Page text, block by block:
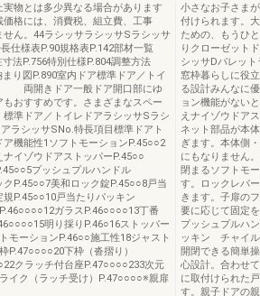
物とは多少異なる場合があります
格には、消費税、組立費、工事
ん。44ラシッサラシッサSラシッサ
仕様表P.90規格表P.142部材一覧
法P.756特別仕様P.804調整方法
り図P.890室内ドア標準ドア／トイ
開きドア一般ドア開口部にゆ
おすすめです。さまざまなスペー
準ドア／トイレドアラシッサSラシ
ラシッサSNo.特長項目標準ドアト
機能性1ソフトモーションP.45○○2
ナイゾウドアストッパーP.45○○
プッシュプルハンドル
P.45○○7美和ロック錠P.45○○8戸当
P.45○○10戸当たりパッキン
ガラスP.46○○○○13丁番
明り採りP.46○16ストッパー
モーションP.46○○施工性18ジャスト
P.47○○○○20下枠（沓摺り）
クラッチ付台座P.47○○○○233次元
イク（ラッチ受け）P.47○○○○※親扉
小さなお子さま
付けられます。
ための、もうひ
りクローゼット
シッサDパレッ
窓枠暮らしに役
る設計みんなに
ョン機能がない
えナイゾウドア
ネット部品が本
ぎます。本体側
にもなりません
閉まるソフトモ
す。ロックレバ
きます。子扉の
要に応じて固定
プッシュプルハ
ッキン チャイ
開閉できる簡単
心設計。合わせ
に取付けられた
す。親子ドアの